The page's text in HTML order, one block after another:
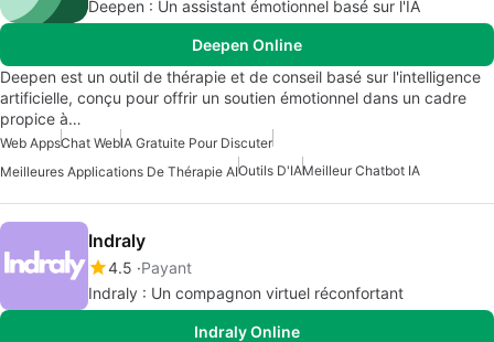
Deepen : Un assistant émotionnel basé sur l'IA
Deepen Online
Deepen est un outil de thérapie et de conseil basé sur l'intelligence
artificielle, conçu pour offrir un soutien émotionnel dans un cadre
propice à…
Web AppsChat WebIA Gratuite Pour Discuter
Meilleures Applications De Thérapie AIOutils D'IAMeilleur Chatbot IA
Indraly
4.5 Payant
Indraly : Un compagnon virtuel réconfortant
Indraly Online